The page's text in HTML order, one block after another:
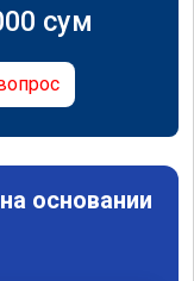
сум
основании